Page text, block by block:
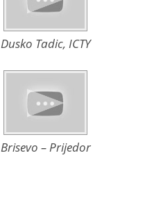
Dusko Tadic, ICTY
Brisevo – Prijedor